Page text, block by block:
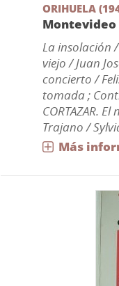
ORIHUELA
Montevideo
La insolación
viejo / Juan
concierto /
tomada ;
CORTAZAR.
Trajano /
Más